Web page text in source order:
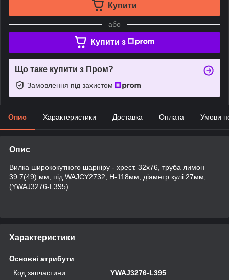
Купити
або
Купити з
Що таке купити з Пром?
Замовлення під захистом
Опис Характеристики Доставка Оплата Умови
Опис
Вилка ширококутного шарніру - хрест. 32х76, труба лимон
39.7(49) мм, під WAJCY2732, H-118мм, діаметр кулі 27мм,
(YWAJ3276-L395)
Характеристики
Основні атрибути
Код запчастини
YWAJ3276-L395